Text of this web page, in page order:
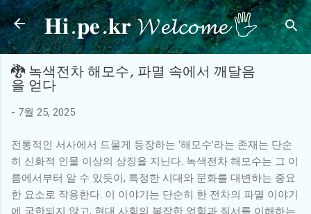
기본 콘텐츠로 건너뛰기
𝐇𝐢.𝐩𝐞.𝐤𝐫 𝓦𝓮𝓵𝓬𝓸𝓶𝓮 🖐
🐉 녹색전차 해모수, 파멸 속에서 깨달음
을 얻다
- 7월 25, 2025
전통적인 서사에서 드물게 등장하는 ‘해모수’라는 존재는 단순
히 신화적 인물 이상의 상징을 지닌다. 녹색전차 해모수는 그 이
름에서부터 알 수 있듯이, 특정한 시대와 문화를 대변하는 중요
한 요소로 작용한다. 이 이야기는 단순히 한 전차의 파멸 이야기
에 국한되지 않고, 현대 사회의 복잡한 얽힘과 질서를 이해하는